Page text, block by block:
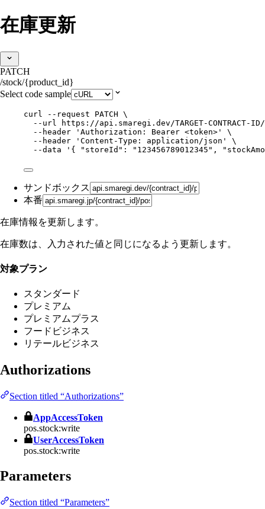
在庫更新
PATCH
/stock/{product_id}
Select code sample
curl --request PATCH \
--url
https://api.smaregi.dev/TARGET-CONTRACT-
--header
' Authorization: Bearer <token> '
\
--header
' Content-Type: application/json '
\
--data
' { "storeId": "123456789012345",
サンドボックス
本番
在庫情報を更新します。
在庫数は、入力された値と同じになるよう更新します。
対象プラン
スタンダード
プレミアム
プレミアムプラス
フードビジネス
リテールビジネス
Authorizations
Section titled “Authorizations”
AppAccessToken
pos.stock:write
UserAccessToken
pos.stock:write
Parameters
Section titled “Parameters”